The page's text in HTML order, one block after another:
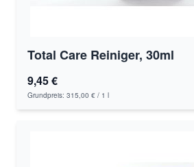
Total Care Reiniger, 30ml
9,45 €
Grundpreis: 315,00 € / 1 l